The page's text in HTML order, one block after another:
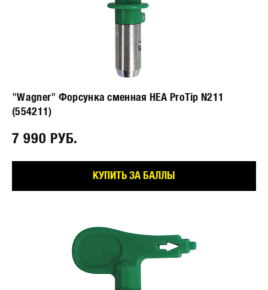
"Wagner" Форсунка сменная HEA ProTip N211
(554211)
7 990 РУБ.⠀
КУПИТЬ ЗА БАЛЛЫ